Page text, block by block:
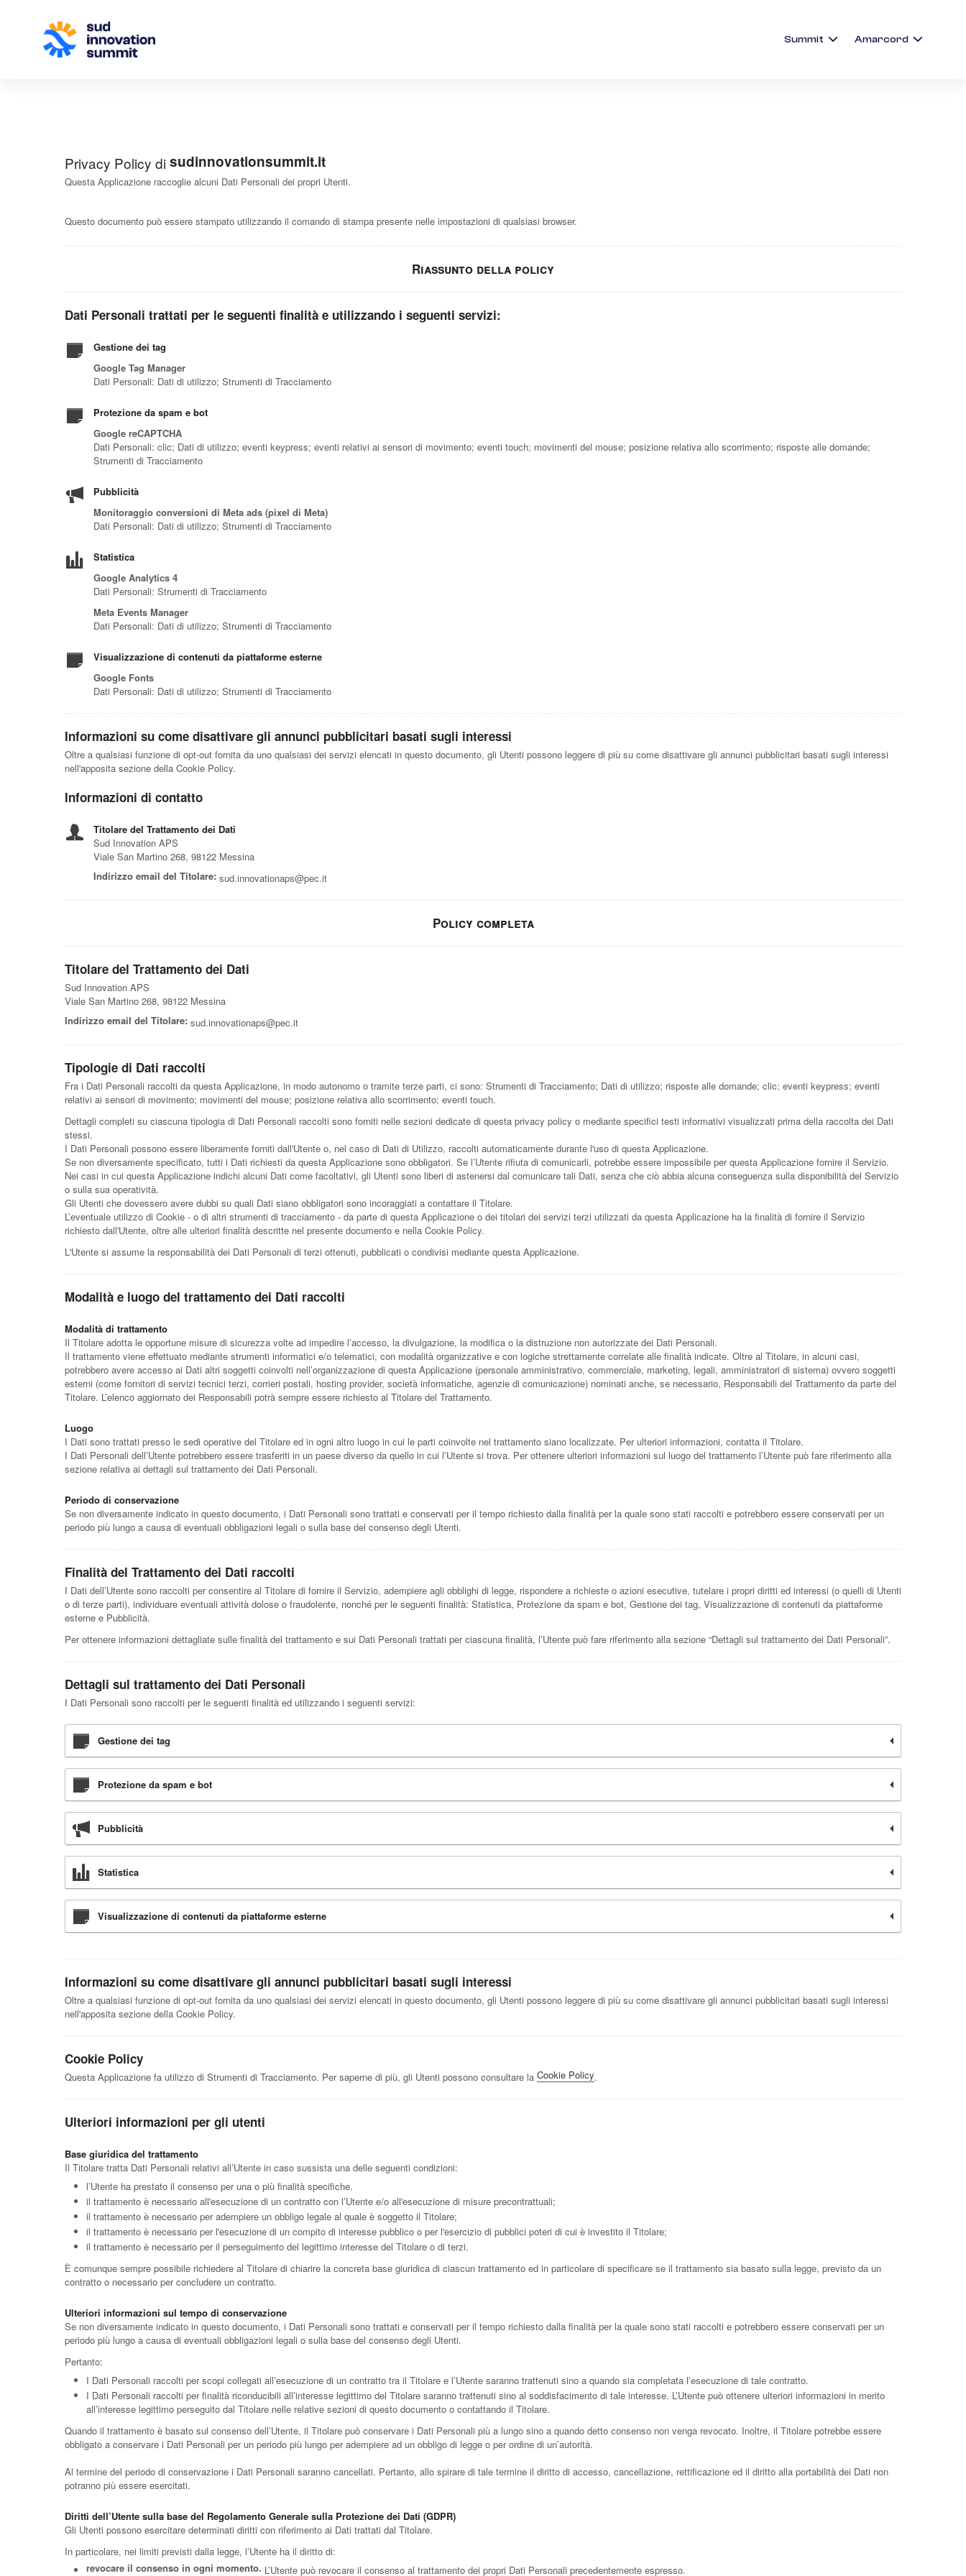
Summit Amarcord
Privacy Policy di sudinnovationsummit.it
Questa Applicazione raccoglie alcuni Dati Personali dei propri Utenti.
Questo documento può essere stampato utilizzando il comando di stampa presente nelle impostazioni di qualsiasi browser.
Riassunto della policy
Dati Personali trattati per le seguenti finalità e utilizzando i seguenti servizi:
Gestione dei tag
Google Tag Manager
Dati Personali: Dati di utilizzo; Strumenti di Tracciamento
Protezione da spam e bot
Google reCAPTCHA
Dati Personali: clic; Dati di utilizzo; eventi keypress; eventi relativi ai sensori di movimento; eventi touch; movimenti del mouse; posizione relativa allo scorrimento; risposte alle domande;
Strumenti di Tracciamento
Pubblicità
Monitoraggio conversioni di Meta ads (pixel di Meta)
Dati Personali: Dati di utilizzo; Strumenti di Tracciamento
Statistica
Google Analytics 4
Dati Personali: Strumenti di Tracciamento
Meta Events Manager
Dati Personali: Dati di utilizzo; Strumenti di Tracciamento
Visualizzazione di contenuti da piattaforme esterne
Google Fonts
Dati Personali: Dati di utilizzo; Strumenti di Tracciamento
Informazioni su come disattivare gli annunci pubblicitari basati sugli interessi
Oltre a qualsiasi funzione di opt-out fornita da uno qualsiasi dei servizi elencati in questo documento, gli Utenti possono leggere di più su come disattivare gli annunci pubblicitari basati sugli interessi
nell'apposita sezione della Cookie Policy.
Informazioni di contatto
Titolare del Trattamento dei Dati
Sud Innovation APS
Viale San Martino 268, 98122 Messina
Indirizzo email del Titolare: sud.innovationaps@pec.it
Policy completa
Titolare del Trattamento dei Dati
Sud Innovation APS
Viale San Martino 268, 98122 Messina
Indirizzo email del Titolare: sud.innovationaps@pec.it
Tipologie di Dati raccolti
Fra i Dati Personali raccolti da questa Applicazione, in modo autonomo o tramite terze parti, ci sono: Strumenti di Tracciamento; Dati di utilizzo; risposte alle domande; clic; eventi keypress; eventi
relativi ai sensori di movimento; movimenti del mouse; posizione relativa allo scorrimento; eventi touch.
Dettagli completi su ciascuna tipologia di Dati Personali raccolti sono forniti nelle sezioni dedicate di questa privacy policy o mediante specifici testi informativi visualizzati prima della raccolta dei Dati
stessi.
I Dati Personali possono essere liberamente forniti dall'Utente o, nel caso di Dati di Utilizzo, raccolti automaticamente durante l'uso di questa Applicazione.
Se non diversamente specificato, tutti i Dati richiesti da questa Applicazione sono obbligatori. Se l’Utente rifiuta di comunicarli, potrebbe essere impossibile per questa Applicazione fornire il Servizio.
Nei casi in cui questa Applicazione indichi alcuni Dati come facoltativi, gli Utenti sono liberi di astenersi dal comunicare tali Dati, senza che ciò abbia alcuna conseguenza sulla disponibilità del Servizio
o sulla sua operatività.
Gli Utenti che dovessero avere dubbi su quali Dati siano obbligatori sono incoraggiati a contattare il Titolare.
L’eventuale utilizzo di Cookie - o di altri strumenti di tracciamento - da parte di questa Applicazione o dei titolari dei servizi terzi utilizzati da questa Applicazione ha la finalità di fornire il Servizio
richiesto dall'Utente, oltre alle ulteriori finalità descritte nel presente documento e nella Cookie Policy.
L'Utente si assume la responsabilità dei Dati Personali di terzi ottenuti, pubblicati o condivisi mediante questa Applicazione.
Modalità e luogo del trattamento dei Dati raccolti
Modalità di trattamento
Il Titolare adotta le opportune misure di sicurezza volte ad impedire l’accesso, la divulgazione, la modifica o la distruzione non autorizzate dei Dati Personali.
Il trattamento viene effettuato mediante strumenti informatici e/o telematici, con modalità organizzative e con logiche strettamente correlate alle finalità indicate. Oltre al Titolare, in alcuni casi,
potrebbero avere accesso ai Dati altri soggetti coinvolti nell’organizzazione di questa Applicazione (personale amministrativo, commerciale, marketing, legali, amministratori di sistema) ovvero soggetti
esterni (come fornitori di servizi tecnici terzi, corrieri postali, hosting provider, società informatiche, agenzie di comunicazione) nominati anche, se necessario, Responsabili del Trattamento da parte del
Titolare. L’elenco aggiornato dei Responsabili potrà sempre essere richiesto al Titolare del Trattamento.
Luogo
I Dati sono trattati presso le sedi operative del Titolare ed in ogni altro luogo in cui le parti coinvolte nel trattamento siano localizzate. Per ulteriori informazioni, contatta il Titolare.
I Dati Personali dell’Utente potrebbero essere trasferiti in un paese diverso da quello in cui l’Utente si trova. Per ottenere ulteriori informazioni sul luogo del trattamento l’Utente può fare riferimento alla
sezione relativa ai dettagli sul trattamento dei Dati Personali.
Periodo di conservazione
Se non diversamente indicato in questo documento, i Dati Personali sono trattati e conservati per il tempo richiesto dalla finalità per la quale sono stati raccolti e potrebbero essere conservati per un
periodo più lungo a causa di eventuali obbligazioni legali o sulla base del consenso degli Utenti.
Finalità del Trattamento dei Dati raccolti
I Dati dell’Utente sono raccolti per consentire al Titolare di fornire il Servizio, adempiere agli obblighi di legge, rispondere a richieste o azioni esecutive, tutelare i propri diritti ed interessi (o quelli di Utenti
o di terze parti), individuare eventuali attività dolose o fraudolente, nonché per le seguenti finalità: Statistica, Protezione da spam e bot, Gestione dei tag, Visualizzazione di contenuti da piattaforme
esterne e Pubblicità.
Per ottenere informazioni dettagliate sulle finalità del trattamento e sui Dati Personali trattati per ciascuna finalità, l’Utente può fare riferimento alla sezione “Dettagli sul trattamento dei Dati Personali”.
Dettagli sul trattamento dei Dati Personali
I Dati Personali sono raccolti per le seguenti finalità ed utilizzando i seguenti servizi:
Gestione dei tag
Protezione da spam e bot
Pubblicità
Statistica
Visualizzazione di contenuti da piattaforme esterne
Informazioni su come disattivare gli annunci pubblicitari basati sugli interessi
Oltre a qualsiasi funzione di opt-out fornita da uno qualsiasi dei servizi elencati in questo documento, gli Utenti possono leggere di più su come disattivare gli annunci pubblicitari basati sugli interessi
nell'apposita sezione della Cookie Policy.
Cookie Policy
Questa Applicazione fa utilizzo di Strumenti di Tracciamento. Per saperne di più, gli Utenti possono consultare la Cookie Policy.
Ulteriori informazioni per gli utenti
Base giuridica del trattamento
Il Titolare tratta Dati Personali relativi all’Utente in caso sussista una delle seguenti condizioni:
l’Utente ha prestato il consenso per una o più finalità specifiche.
il trattamento è necessario all'esecuzione di un contratto con l’Utente e/o all'esecuzione di misure precontrattuali;
il trattamento è necessario per adempiere un obbligo legale al quale è soggetto il Titolare;
il trattamento è necessario per l'esecuzione di un compito di interesse pubblico o per l'esercizio di pubblici poteri di cui è investito il Titolare;
il trattamento è necessario per il perseguimento del legittimo interesse del Titolare o di terzi.
È comunque sempre possibile richiedere al Titolare di chiarire la concreta base giuridica di ciascun trattamento ed in particolare di specificare se il trattamento sia basato sulla legge, previsto da un
contratto o necessario per concludere un contratto.
Ulteriori informazioni sul tempo di conservazione
Se non diversamente indicato in questo documento, i Dati Personali sono trattati e conservati per il tempo richiesto dalla finalità per la quale sono stati raccolti e potrebbero essere conservati per un
periodo più lungo a causa di eventuali obbligazioni legali o sulla base del consenso degli Utenti.
Pertanto:
I Dati Personali raccolti per scopi collegati all’esecuzione di un contratto tra il Titolare e l’Utente saranno trattenuti sino a quando sia completata l’esecuzione di tale contratto.
I Dati Personali raccolti per finalità riconducibili all’interesse legittimo del Titolare saranno trattenuti sino al soddisfacimento di tale interesse. L’Utente può ottenere ulteriori informazioni in merito
all’interesse legittimo perseguito dal Titolare nelle relative sezioni di questo documento o contattando il Titolare.
Quando il trattamento è basato sul consenso dell’Utente, il Titolare può conservare i Dati Personali più a lungo sino a quando detto consenso non venga revocato. Inoltre, il Titolare potrebbe essere
obbligato a conservare i Dati Personali per un periodo più lungo per adempiere ad un obbligo di legge o per ordine di un’autorità.
Al termine del periodo di conservazione i Dati Personali saranno cancellati. Pertanto, allo spirare di tale termine il diritto di accesso, cancellazione, rettificazione ed il diritto alla portabilità dei Dati non
potranno più essere esercitati.
Diritti dell’Utente sulla base del Regolamento Generale sulla Protezione dei Dati (GDPR)
Gli Utenti possono esercitare determinati diritti con riferimento ai Dati trattati dal Titolare.
In particolare, nei limiti previsti dalla legge, l’Utente ha il diritto di:
revocare il consenso in ogni momento. L’Utente può revocare il consenso al trattamento dei propri Dati Personali precedentemente espresso.